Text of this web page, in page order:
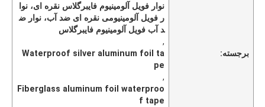
برجسته:
نوار فویل آلومینیوم فایبرگلاس نقره ای، نوا
ر فویل آلومینیومی نقره ای ضد آب، نوار ض
د آب فویل آلومینیوم فایبرگلاس
,
Waterproof silver aluminum foil ta
pe
,
Fiberglass aluminum foil waterproo
f tape